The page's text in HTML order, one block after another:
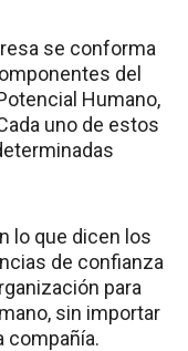
se conforma
del
Humano,
uno de estos
lo que dicen los
de confianza
para
sin importar
compañía.